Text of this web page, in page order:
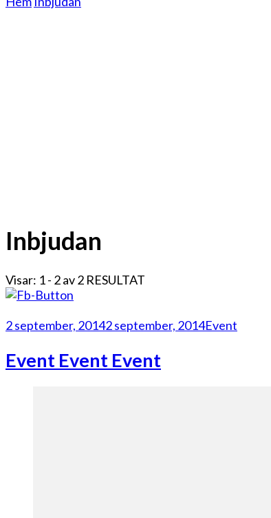
Inbjudan
Visar: 1 - 2 av 2 RESULTAT
2 september, 20142 september, 2014Event
Event Event Event